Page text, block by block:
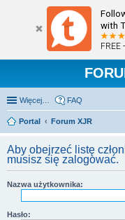
with
FREE
Więcej… FAQ
Portal
Forum XJR
Aby obejrzeć listę
musisz się zalogować.
Nazwa użytkownika:
Hasło: